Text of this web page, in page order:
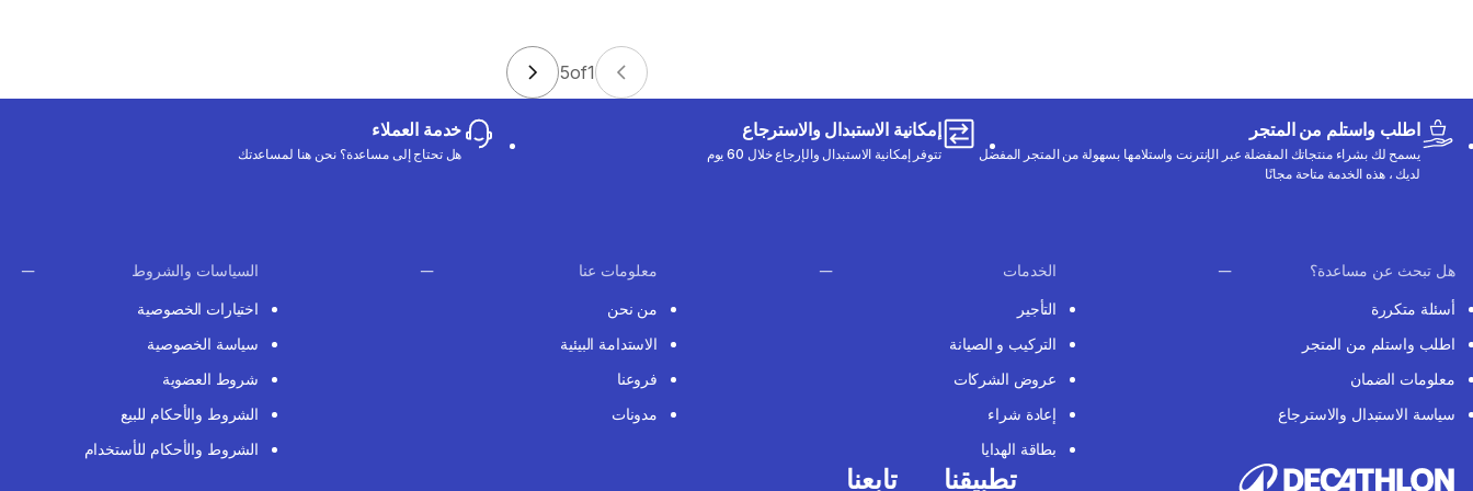
1
of
5
اطلب واستلم من المتجر
يسمح لك بشراء منتجاتك المفضلة عبر الإنترنت واستلامها بسهولة من المتجر المفضل
لديك ، هذه الخدمة متاحة مجانًا
إمكانية الاستبدال والاسترجاع
تتوفر إمكانية الاستبدال والإرجاع خلال 60 يوم
خدمة العملاء
هل تحتاج إلى مساعدة؟ نحن هنا لمساعدتك
هل تبحث عن مساعدة؟
أسئلة متكررة
اطلب واستلم من المتجر
معلومات الضمان
سياسة الاستبدال والاسترجاع
الخدمات
التأجير
التركيب و الصيانة
عروض الشركات
إعادة شراء
بطاقة الهدايا
معلومات عنا
من نحن
الاستدامة البيئية
فروعنا
مدونات
السياسات والشروط
اختيارات الخصوصية
سياسة الخصوصية
شروط العضوية
الشروط والأحكام للبيع
الشروط والأحكام للأستخدام
تطبيقنا تابعنا